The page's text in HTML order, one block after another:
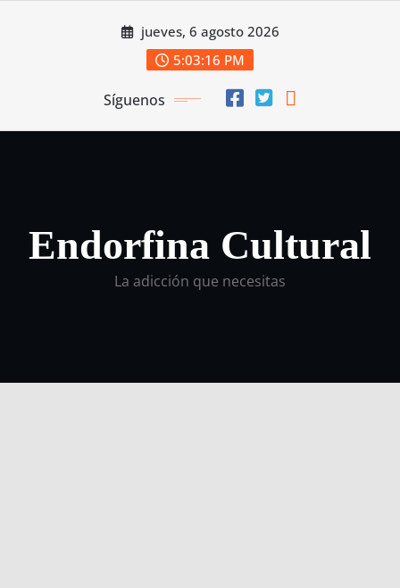
jueves, 6 agosto 2026
5:03:17 PM
Síguenos
Endorfina Cultural
La adicción que necesitas